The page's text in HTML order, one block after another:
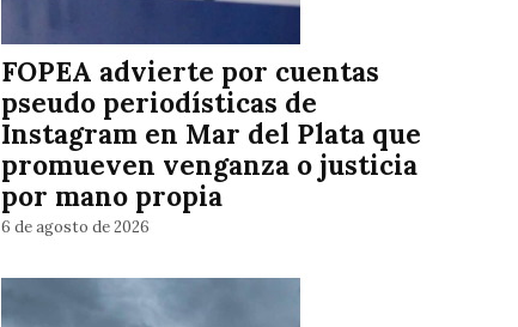
FOPEA advierte por cuentas
pseudo periodísticas de
Instagram en Mar del Plata que
promueven venganza o justicia
por mano propia
6 de agosto de 2026